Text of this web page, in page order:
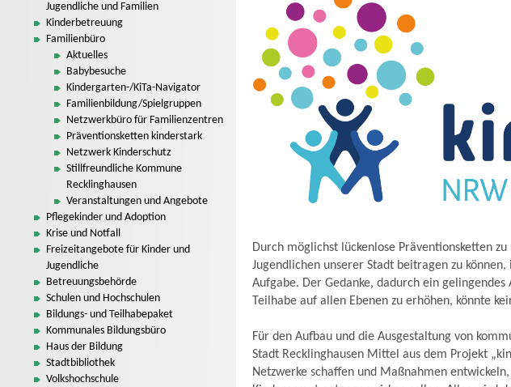
Jugendliche und Familien
Kinderbetreuung
Familienbüro
Aktuelles
Babybesuche
Kindergarten-/KiTa-Navigator
Familienbildung/Spielgruppen
Netzwerkbüro für Familienzentren
Präventionsketten kinderstark
Netzwerk Kinderschutz
Stillfreundliche Kommune
Recklinghausen
Veranstaltungen und Angebote
Pflegekinder und Adoption
Krise und Notfall
Freizeitangebote für Kinder und
Jugendliche
Betreuungsbehörde
Schulen und Hochschulen
Bildungs- und Teilhabepaket
Kommunales Bildungsbüro
Haus der Bildung
Stadtbibliothek
Volkshochschule
Durch möglichst lückenlose Präventionsketten
Jugendlichen unserer Stadt beitragen zu
Aufgabe. Der Gedanke, dadurch ein
Teilhabe auf allen Ebenen zu erhöhen, könnte
Für den Aufbau und die Ausgestaltung von
Stadt Recklinghausen Mittel aus dem Projekt
Netzwerke schaffen und Maßnahmen